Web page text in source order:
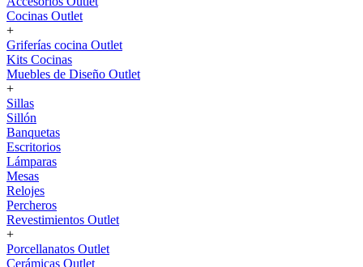
Cocinas Outlet
+
Griferías cocina Outlet
Kits Cocinas
Muebles de Diseño Outlet
+
Sillas
Sillón
Banquetas
Escritorios
Lámparas
Mesas
Relojes
Percheros
Revestimientos Outlet
+
Porcellanatos Outlet
Cerámicas Outlet